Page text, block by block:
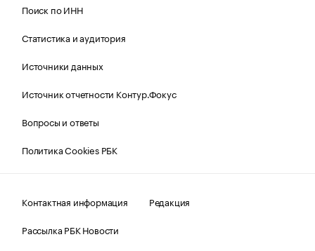
Поиск по ИНН
Статистика и аудитория
Источники данных
Источник отчетности Контур.Фокус
Вопросы и ответы
Политика Cookies РБК
Контактная информация
Редакция
Рассылка РБК Новости